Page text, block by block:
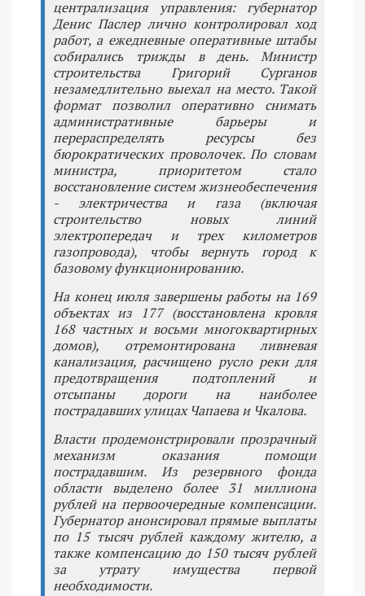
централизация управления: губернатор
Денис Паслер лично контролировал ход
работ, а ежедневные оперативные штабы
собирались трижды в день. Министр
строительства Григорий Сурганов
незамедлительно выехал на место. Такой
формат позволил оперативно снимать
административные барьеры и
перераспределять ресурсы без
бюрократических проволочек. По словам
министра, приоритетом стало
восстановление систем жизнеобеспечения
- электричества и газа (включая
строительство новых линий
электропередач и трех километров
газопровода), чтобы вернуть город к
базовому функционированию.
На конец июля завершены работы на 169
объектах из 177 (восстановлена кровля
168 частных и восьми многоквартирных
домов), отремонтирована ливневая
канализация, расчищено русло реки для
предотвращения подтоплений и
отсыпаны дороги на наиболее
пострадавших улицах Чапаева и Чкалова.
Власти продемонстрировали прозрачный
механизм оказания помощи
пострадавшим. Из резервного фонда
области выделено более 31 миллиона
рублей на первоочередные компенсации.
Губернатор анонсировал прямые выплаты
по 15 тысяч рублей каждому жителю, а
также компенсацию до 150 тысяч рублей
за утрату имущества первой
необходимости.